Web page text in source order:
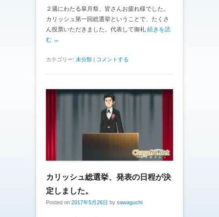
２週にわたる皐月祭、皆さんお疲れ様でした。
カリッシュ第一回総選挙ということで、たくさ
ん投票いただきました。代表して御礼 続きを読
む →
カテゴリー: 未分類 | コメントする
カリッシュ総選挙、発表の日程が決
定しました。
Posted on 2017年5月26日 by sawaguchi